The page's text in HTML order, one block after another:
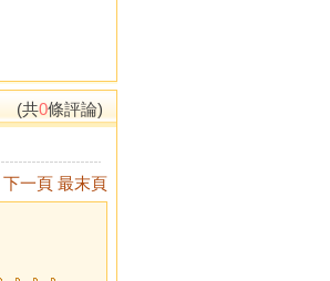
(共0條評論)
下一頁 最末頁